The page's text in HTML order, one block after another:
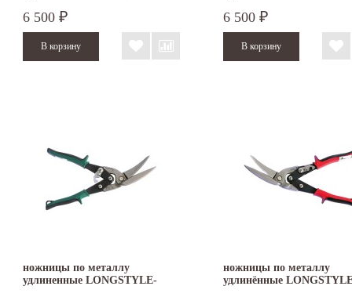
6 500 ₽ 6 500 ₽
ножницы по металлу
удлиненные LONGSTYLE-
ножницы по металлу
удлинённые